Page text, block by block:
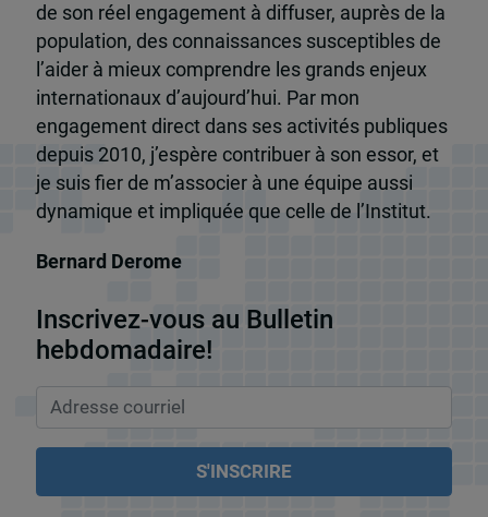
de son réel engagement à diffuser, auprès de la
population, des connaissances susceptibles de
l’aider à mieux comprendre les grands enjeux
internationaux d’aujourd’hui. Par mon
engagement direct dans ses activités publiques
depuis 2010, j’espère contribuer à son essor, et
je suis fier de m’associer à une équipe aussi
dynamique et impliquée que celle de l’Institut.
Bernard Derome
Inscrivez-vous au Bulletin
hebdomadaire!